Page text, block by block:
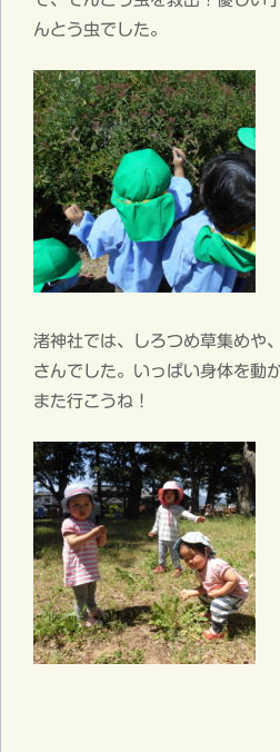
んとう虫でした。
渚神社では、しろつめ草集めや
さんでした。いっぱい身体を動
また行こうね！